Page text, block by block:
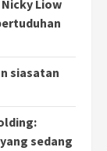
Liow
siasatan
sedang